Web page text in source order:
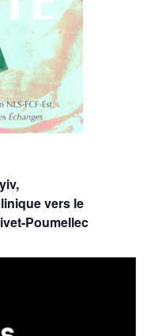
vers le
Poumellec